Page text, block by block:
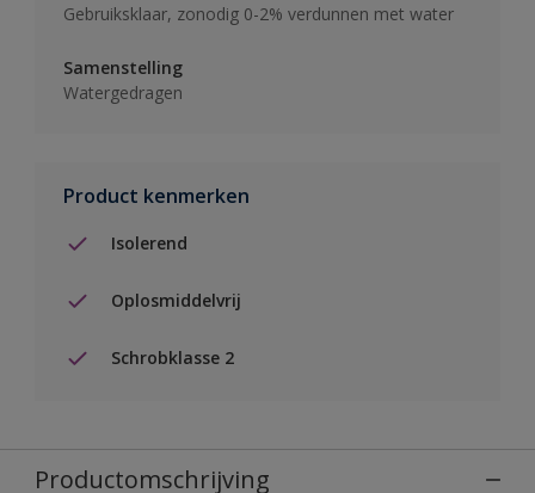
Gebruiksklaar, zonodig 0-2% verdunnen met water
Samenstelling
Watergedragen
Product kenmerken
Isolerend
Oplosmiddelvrij
Schrobklasse 2
Productomschrijving